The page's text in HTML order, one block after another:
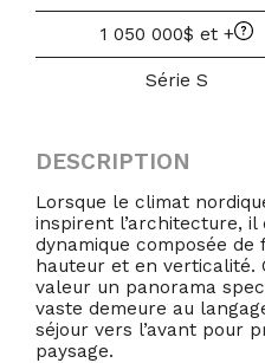
1 050 000$ et +
Série S
DESCRIPTION
Lorsque le climat
inspirent l’architecture,
dynamique composée
hauteur et en verticalité.
valeur un panorama
vaste demeure au
séjour vers l’avant pour
paysage.